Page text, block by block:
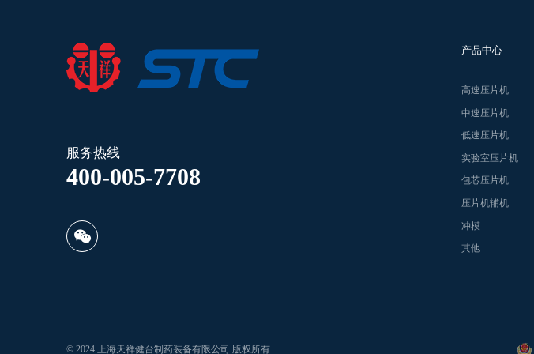
服务热线
400-005-7708
产品中心
高速压片机
中速压片机
低速压片机
实验室压片机
包芯压片机
压片机辅机
冲模
其他
© 2024 上海天祥健台制药装备有限公司 版权所有